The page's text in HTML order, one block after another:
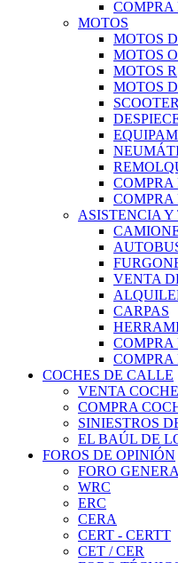
COMPRA
MOTOS
MOTOS
MOTOS
MOTOS R
MOTOS
COMPRA
COMPRA
ASISTENCIA Y
VENTA
CARPAS
COMPRA
COMPRA
COCHES DE CALLE
VENTA
COMPRA
SINIESTROS
EL BAÚL DE
FOROS DE OPINIÓN
FORO
WRC
ERC
CERA
CERT - CERTT
CET / CER